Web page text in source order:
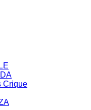
Crique